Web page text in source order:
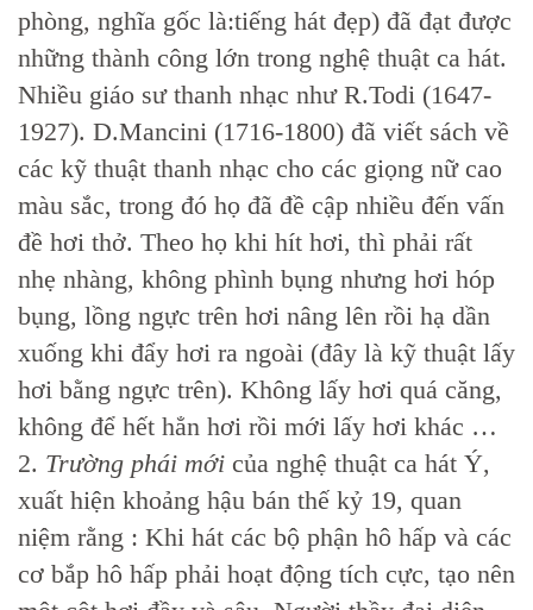
phòng, nghĩa gốc là:tiếng hát đẹp) đã đạt được
những thành công lớn trong nghệ thuật ca hát.
Nhiều giáo sư thanh nhạc như R.Todi (1647-
1927). D.Mancini (1716-1800) đã viết sách về
các kỹ thuật thanh nhạc cho các giọng nữ cao
màu sắc, trong đó họ đã đề cập nhiều đến vấn
đề hơi thở. Theo họ khi hít hơi, thì phải rất
nhẹ nhàng, không phình bụng nhưng hơi hóp
bụng, lồng ngực trên hơi nâng lên rồi hạ dần
xuống khi đẩy hơi ra ngoài (đây là kỹ thuật lấy
hơi bằng ngực trên). Không lấy hơi quá căng,
không để hết hẳn hơi rồi mới lấy hơi khác …
2. Trường phái mới của nghệ thuật ca hát Ý,
xuất hiện khoảng hậu bán thế kỷ 19, quan
niệm rằng : Khi hát các bộ phận hô hấp và các
cơ bắp hô hấp phải hoạt động tích cực, tạo nên